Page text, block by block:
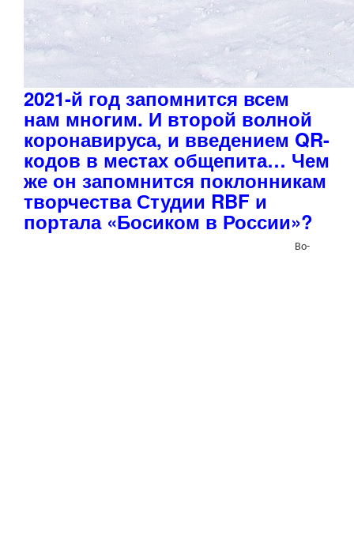
2021-й год запомнится всем
нам многим. И второй волной
коронавируса, и введением QR-
кодов в местах общепита… Чем
же он запомнится поклонникам
творчества Студии RBF и
портала «Босиком в России»?
Во-